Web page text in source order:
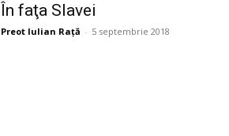
În faţa Slavei
Preot Iulian Raţă - 5 septembrie 2018